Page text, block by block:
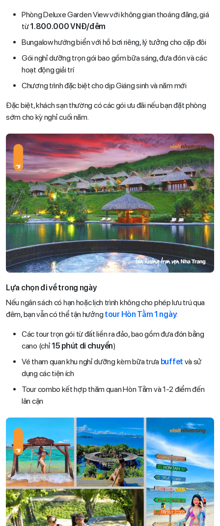
Phòng Deluxe Garden View với không gian thoáng đãng, giá
từ1.800.000 VNĐ/đêm
Bungalow hướng biển với hồ bơi riêng, lý tưởng cho cặp đôi
Gói nghỉ dưỡng trọn gói bao gồm bữa sáng, đưa đón và các
hoạt động giải trí
Chương trình đặc biệt cho dịp Giáng sinh và năm mới
Đặc biệt, khách sạn thường có các gói ưu đãi nếu bạn đặt phòng
sớm cho kỳ nghỉ cuối năm.
Lựa chọn đi về trong ngày
Nếu ngân sách có hạn hoặc lịch trình không cho phép lưu trú qua
đêm, bạn vẫn có thể tận hưởng tour Hòn Tằm 1 ngày:
Các tour trọn gói từ đất liền ra đảo, bao gồm đưa đón bằng
cano (chỉ 15 phút di chuyển)
Vé tham quan khu nghỉ dưỡng kèm bữa trưa buffet và sử
dụng các tiện ích
Tour combo kết hợp thăm quan Hòn Tằm và 1-2 điểm đến
lân cận